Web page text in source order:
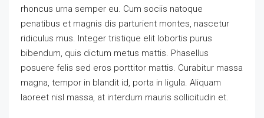
rhoncus urna semper eu. Cum sociis natoque
penatibus et magnis dis parturient montes, nascetur
ridiculus mus. Integer tristique elit lobortis purus
bibendum, quis dictum metus mattis. Phasellus
posuere felis sed eros porttitor mattis. Curabitur massa
magna, tempor in blandit id, porta in ligula. Aliquam
laoreet nisl massa, at interdum mauris sollicitudin et.